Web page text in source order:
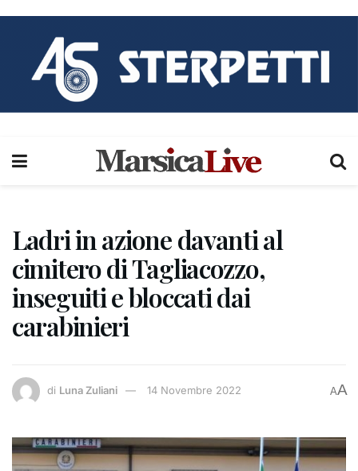
Ladri in azione davanti al
cimitero di Tagliacozzo,
inseguiti e bloccati dai
carabinieri
di Luna Zuliani 14 Novembre 2022 AA